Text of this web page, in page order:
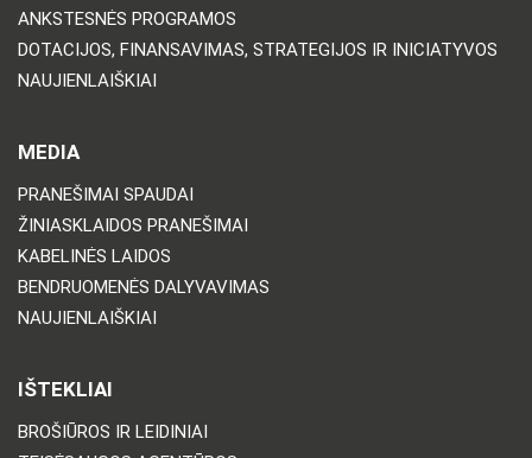
ANKSTESNĖS PROGRAMOS
DOTACIJOS, FINANSAVIMAS, STRATEGIJOS IR INICIATYVOS
NAUJIENLAIŠKIAI
MEDIA
PRANEŠIMAI SPAUDAI
ŽINIASKLAIDOS PRANEŠIMAI
KABELINĖS LAIDOS
BENDRUOMENĖS DALYVAVIMAS
NAUJIENLAIŠKIAI
IŠTEKLIAI
BROŠIŪROS IR LEIDINIAI